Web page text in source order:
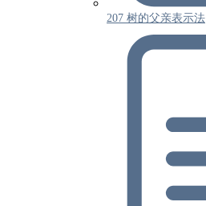
207 树的父亲表示法